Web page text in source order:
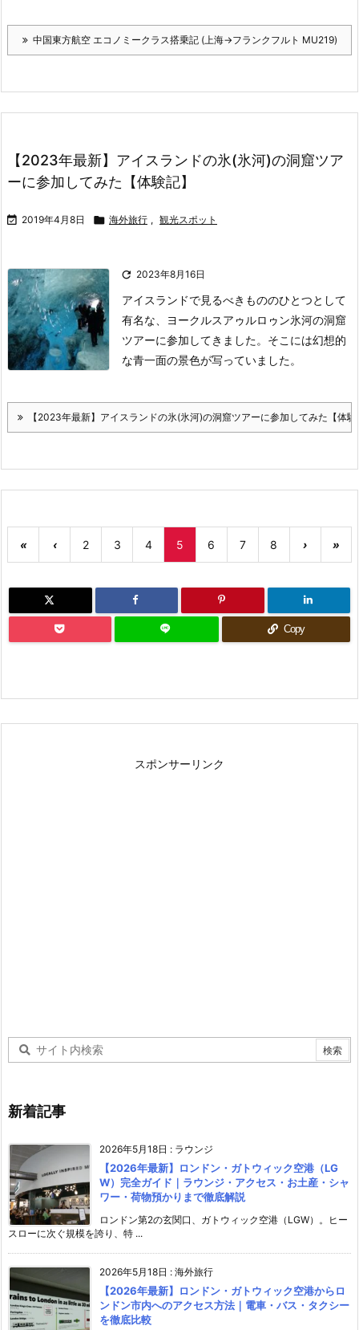
中国東方航空 エコノミークラス搭乗記 (上海→フランクフルト MU219)
【2023年最新】アイスランドの氷(氷河)の洞窟ツア
ーに参加してみた【体験記】
 2019年4月8日  海外旅行 , 観光スポット
 2023年8月16日
アイスランドで見るべきもののひとつとして
有名な、ヨークルスアゥルロゥン氷河の洞窟
ツアーに参加してきました。 そこには幻想的
な青一面の景色が写っていました。
【2023年最新】アイスランドの氷(氷河)の洞窟ツアーに参加してみた【体験
« ‹ 2 3 4 5 6 7 8 › »
Copy
スポンサーリンク
新着記事
2026年5月18日 : ラウンジ
【2026年最新】ロンドン・ガトウィック空港（LG
W）完全ガイド｜ラウンジ・アクセス・お土産・シャ
ワー・荷物預かりまで徹底解説
ロンドン第2の玄関口、ガトウィック空港（LGW）。ヒー
スローに次ぐ規模を誇り、特 ...
2026年5月18日 : 海外旅行
【2026年最新】ロンドン・ガトウィック空港からロ
ンドン市内へのアクセス方法｜電車・バス・タクシー
を徹底比較